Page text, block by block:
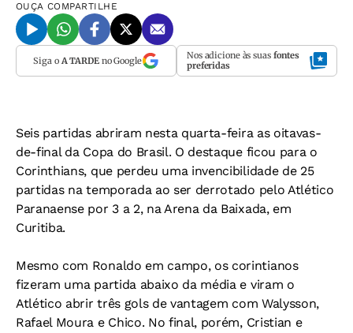
OUÇA COMPARTILHE
Siga o A TARDEno Google Nos adicione às suas fontes
preferidas
Seis partidas abriram nesta quarta-feira as oitavas-
de-final da Copa do Brasil. O destaque ficou para o
Corinthians, que perdeu uma invencibilidade de 25
partidas na temporada ao ser derrotado pelo Atlético
Paranaense por 3 a 2, na Arena da Baixada, em
Curitiba.
Mesmo com Ronaldo em campo, os corintianos
fizeram uma partida abaixo da média e viram o
Atlético abrir três gols de vantagem com Walysson,
Rafael Moura e Chico. No final, porém, Cristian e